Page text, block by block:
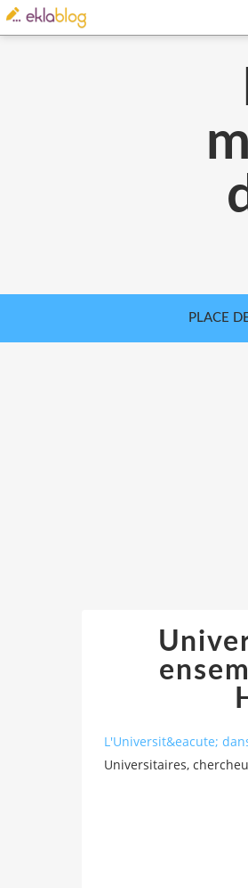
PLACE
L'Universit&eacute;
Universitaires,